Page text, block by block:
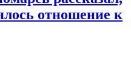
отношение к